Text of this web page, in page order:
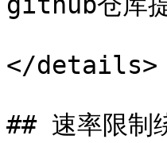
</details>
## 速率限制